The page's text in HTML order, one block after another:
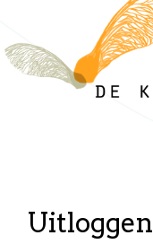
de
inhoud
Uitloggen